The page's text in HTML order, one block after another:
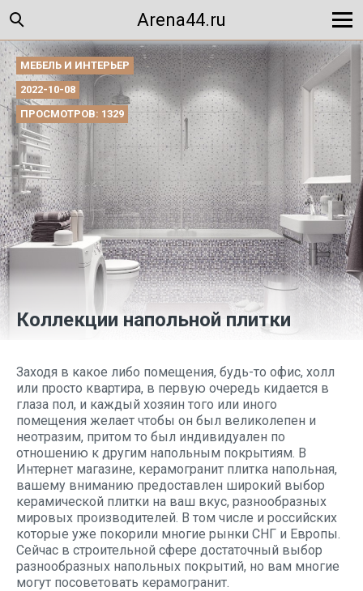
Arena44.ru
МЕБЕЛЬ И ИНТЕРЬЕР
2022-10-08
ПРОСМОТРОВ: 1329
Коллекции напольной плитки
Заходя в какое либо помещения, будь-то офис, холл
или просто квартира, в первую очередь кидается в
глаза пол, и каждый хозяин того или иного
помещения желает чтобы он был великолепен и
неотразим, притом то был индивидуален по
отношению к другим напольным покрытиям. В
Интернет магазине, керамогранит плитка напольная,
вашему вниманию предоставлен широкий выбор
керамической плитки на ваш вкус, разнообразных
мировых производителей. В том числе и российских
которые уже покорили многие рынки СНГ и Европы.
Сейчас в строительной сфере достаточный выбор
разнообразных напольных покрытий, но вам многие
могут посоветовать керамогранит.